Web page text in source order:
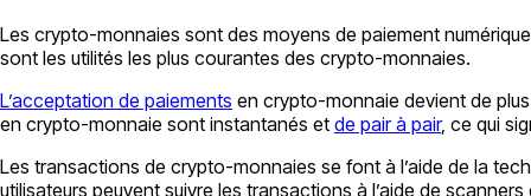
Les crypto-monnaies sont des moyens de paiement
sont les utilités les plus courantes des crypto-monnaies.
L’acceptation de paiements en crypto-monnaie devient de
en crypto-monnaie sont instantanés et de pair à pair, ce qui
Les transactions de crypto-monnaies se font à l’aide de la
utilisateurs peuvent suivre les transactions à l’aide de